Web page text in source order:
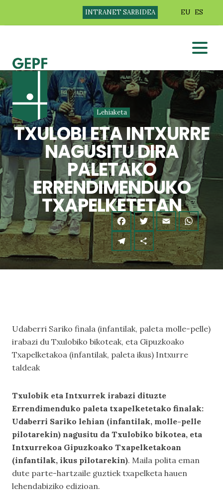
INTRANET SARBIDEA EU ES
Lehiaketa
TXULOBI ETA INTXURRE
NAGUSITU DIRA
PALETAKO
ERRENDIMENDUKO
TXAPELKETETAN
Udaberri Sariko finala (infantilak, paleta molle-pelle)
irabazi du Txulobiko bikoteak, eta Gipuzkoako
Txapelketakoa (infantilak, paleta ikus) Intxurre
taldeak
Txulobik eta Intxurrek irabazi dituzte
Errendimenduko paleta txapelketetako finalak:
Udaberri Sariko lehian (infantilak, molle-pelle
pilotarekin) nagusitu da Txulobiko bikotea, eta
Intxurrekoa Gipuzkoako Txapelketakoan
(infantilak, ikus pilotarekin). Maila polita eman
dute parte-hartzaile guztiek txapelketa hauen
lehendabiziko edizioan.